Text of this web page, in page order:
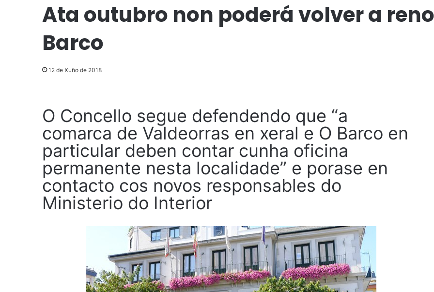
Ata outubro non poderá volver a
Barco
12 de Xuño de 2018
O Concello segue defendendo que “a
comarca de Valdeorras en xeral e O Barco en
particular deben contar cunha oficina
permanente nesta localidade” e porase en
contacto cos novos responsables do
Ministerio do Interior